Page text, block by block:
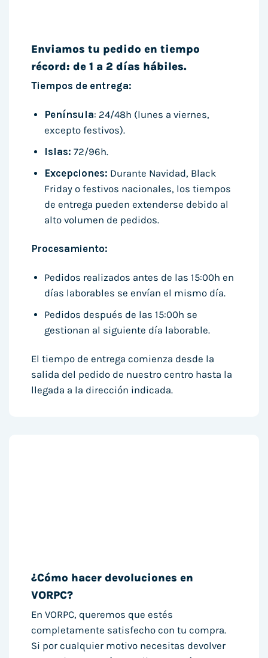
Enviamos tu pedido en tiempo
récord: de 1 a 2 días hábiles.
Tiempos de entrega:
Península: 24/48h (lunes a viernes,
excepto festivos).
Islas: 72/96h.
Excepciones: Durante Navidad, Black
Friday o festivos nacionales, los tiempos
de entrega pueden extenderse debido al
alto volumen de pedidos.
Procesamiento:
Pedidos realizados antes de las 15:00h en
días laborables se envían el mismo día.
Pedidos después de las 15:00h se
gestionan al siguiente día laborable.
El tiempo de entrega comienza desde la
salida del pedido de nuestro centro hasta la
llegada a la dirección indicada.
¿Cómo hacer devoluciones en
VORPC?
En VORPC, queremos que estés
completamente satisfecho con tu compra.
Si por cualquier motivo necesitas devolver